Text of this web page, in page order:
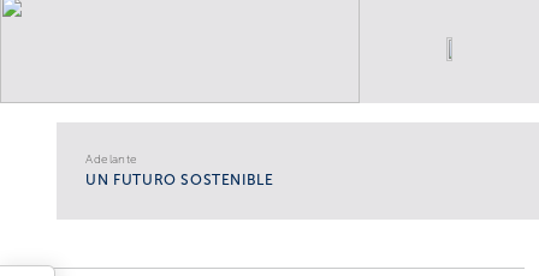
Adelante
UN FUTURO SOSTENIBLE